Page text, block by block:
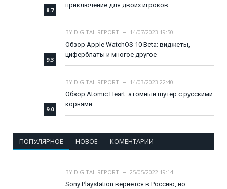
8.7
приключение для двоих игроков
9.3
BY DIGITAL REPORT
14/07/2023 19:50
Обзор Apple WatchOS 10 Beta: виджеты,
циферблаты и многое другое
9.0
BY DIGITAL REPORT
14/03/2023 22:40
Обзор Atomic Heart: атомный шутер с русскими
корнями
ПОПУЛЯРНОЕ НОВОЕ КОМЕНТАРИИ
BY DIGITAL REPORT
25/05/2022 19:14
Sony Playstation вернется в Россию, но